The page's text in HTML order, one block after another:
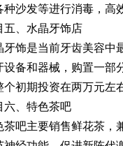
种沙发等进行消毒，高
五、水晶牙饰店
牙饰是当前牙齿美容中
设备和器械，购置一部
初期投资在两万元左
六、特色茶吧
茶吧主要销售鲜花茶，